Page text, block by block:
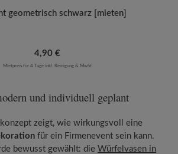
geometrisch schwarz [mieten]
Regulärer Preis:
4,90 €
Mietpreis für 4 Tage inkl. Reinigung & MwSt
und individuell geplant
zeigt, wie wirkungsvoll eine
für ein Firmenevent sein kann.
bewusst gewählt: die Würfelvasen in